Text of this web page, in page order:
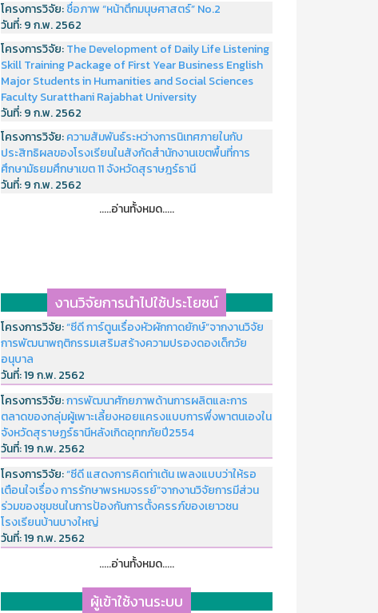
โครงการวิจัย:ชื่อภาพ “หน้าตึกมนุษศาสตร์” No.2
วันที่:9 ก.พ. 2562
โครงการวิจัย:The Development of Daily Life Listening
Skill Training Package of First Year Business English
Major Students in Humanities and Social Sciences
Faculty Suratthani Rajabhat University
วันที่:9 ก.พ. 2562
โครงการวิจัย:ความสัมพันธ์ระหว่างการนิเทศภายในกับ
ประสิทธิผลของโรงเรียนในสังกัดสำนักงานเขตพื้นที่การ
ศึกษามัธยมศึกษาเขต 11 จังหวัดสุราษฎร์ธานี
วันที่:9 ก.พ. 2562
.....อ่านทั้งหมด.....
งานวิจัยการนำไปใช้ประโยชน์
โครงการวิจัย:“ซีดี การ์ตูนเรื่องหัวผักกาดยักษ์”จากงานวิจัย
การพัฒนาพฤติกรรมเสริมสร้างความปรองดองเด็กวัย
อนุบาล
วันที่:19 ก.พ. 2562
โครงการวิจัย:การพัฒนาศักยภาพด้านการผลิตและการ
ตลาดของกลุ่มผู้เพาะเลี้ยงหอยแครงแบบการพึ่งพาตนเองใน
จังหวัดสุราษฏร์ธานีหลังเกิดอุทกภัยปี2554
วันที่:19 ก.พ. 2562
โครงการวิจัย:“ซีดี แสดงการคิดท่าเต้น เพลงแบบว่าให้รอ
เตือนใจเรื่อง การรักษาพรหมจรรย์”จากงานวิจัยการมีส่วน
ร่วมของชุมชนในการป้องกันการตั้งครรภ์ของเยาวชน
โรงเรียนบ้านบางใหญ่
วันที่:19 ก.พ. 2562
.....อ่านทั้งหมด.....
ผู้เข้าใช้งานระบบ